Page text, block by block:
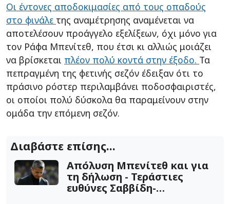
Οι έντονες αποδοκιμασίες από τους οπαδούς
στο φινάλε της αναμέτρησης αναμένεται να
αποτελέσουν προάγγελο εξελίξεων, όχι μόνο για
τον Ράφα Μπενίτεθ, που έτσι κι αλλιώς μοιάζει
να βρίσκεται πλέον πολύ κοντά στην έξοδο. Τα
πεπραγμένη της φετινής σεζόν έδειξαν ότι το
πράσινο ρόστερ περιλαμβάνει ποδοσφαιριστές,
οι οποίοι πολύ δύσκολα θα παραμείνουν στην
ομάδα την επόμενη σεζόν.
Διαβάστε επίσης...
Απόλυση Μπενίτεθ και για
τη δήλωση - Τεράστιες
ευθύνες Σαββίδη-